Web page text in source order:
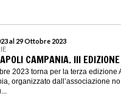
al 29 Ottobre 2023
CAMPANIA. III EDIZIONE
2023 torna per la terza edizione
organizzato dall’associazione no